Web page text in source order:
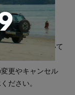
おります。
間の期間を頂いて
更やキャンセル
ださい。